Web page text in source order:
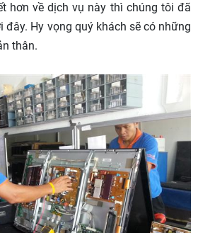
hơn về dịch vụ này thì chúng tôi đã
đây. Hy vọng quý khách sẽ có những
thân.